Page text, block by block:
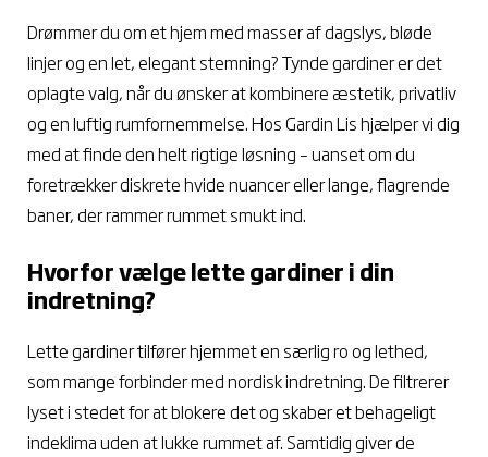
Drømmer du om et hjem med masser af dagslys, bløde
linjer og en let, elegant stemning? Tynde gardiner er det
oplagte valg, når du ønsker at kombinere æstetik, privatliv
og en luftig rumfornemmelse. Hos Gardin Lis hjælper vi dig
med at finde den helt rigtige løsning – uanset om du
foretrækker diskrete hvide nuancer eller lange, flagrende
baner, der rammer rummet smukt ind.
Hvorfor vælge lette gardiner i din
indretning?
Lette gardiner tilfører hjemmet en særlig ro og lethed,
som mange forbinder med nordisk indretning. De filtrerer
lyset i stedet for at blokere det og skaber et behageligt
indeklima uden at lukke rummet af. Samtidig giver de